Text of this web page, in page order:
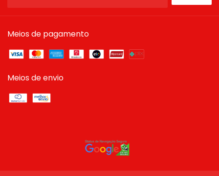
Meios de pagamento
Meios de envio